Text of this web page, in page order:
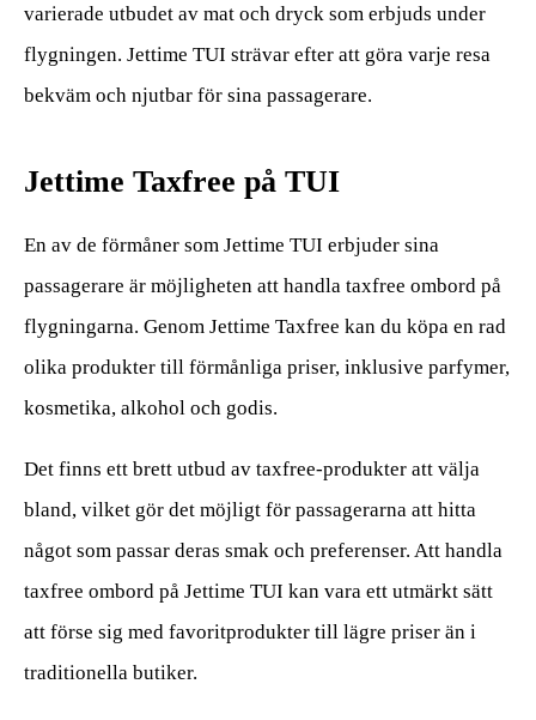
varierade utbudet av mat och dryck som erbjuds under
flygningen. Jettime TUI strävar efter att göra varje resa
bekväm och njutbar för sina passagerare.
Jettime Taxfree på TUI
En av de förmåner som Jettime TUI erbjuder sina
passagerare är möjligheten att handla taxfree ombord på
flygningarna. Genom Jettime Taxfree kan du köpa en rad
olika produkter till förmånliga priser, inklusive parfymer,
kosmetika, alkohol och godis.
Det finns ett brett utbud av taxfree-produkter att välja
bland, vilket gör det möjligt för passagerarna att hitta
något som passar deras smak och preferenser. Att handla
taxfree ombord på Jettime TUI kan vara ett utmärkt sätt
att förse sig med favoritprodukter till lägre priser än i
traditionella butiker.